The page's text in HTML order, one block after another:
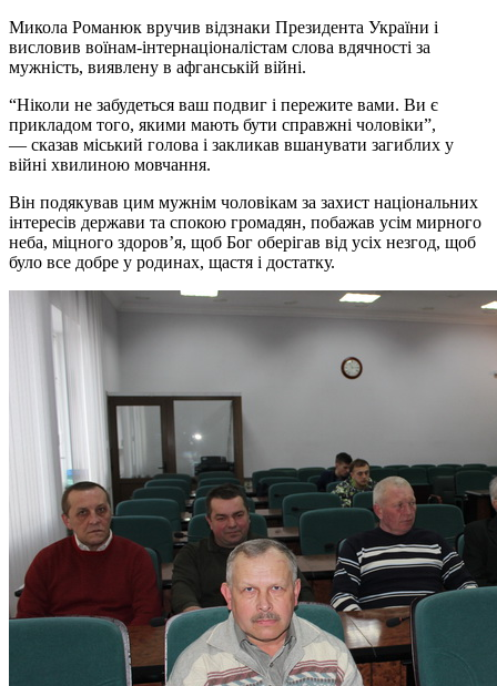
Микола Романюк вручив відзнаки Президента України і
висловив воїнам-інтернаціоналістам слова вдячності за
мужність, виявлену в афганській війні.
“Ніколи не забудеться ваш подвиг і пережите вами. Ви є
прикладом того, якими мають бути справжні чоловіки”,
— сказав міський голова і закликав вшанувати загиблих у
війні хвилиною мовчання.
Він подякував цим мужнім чоловікам за захист національних
інтересів держави та спокою громадян, побажав усім мирного
неба, міцного здоров’я, щоб Бог оберігав від усіх незгод, щоб
було все добре у родинах, щастя і достатку.